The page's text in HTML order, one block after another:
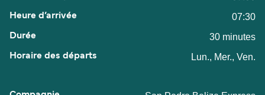
07:30
30 minutes
Lun., Mer., Ven.